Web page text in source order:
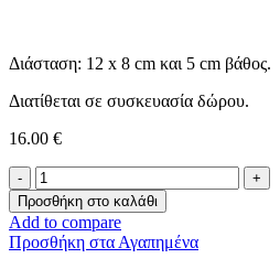
Διάσταση: 12 x 8 cm και 5 cm βάθος.
Διατίθεται σε συσκευασία δώρου.
16.00 €
Κουτάκι
-Χρόνια
Πολλά
Μανούλα-
ποσότητα
Προσθήκη στο καλάθι
Add to compare
Προσθήκη στα Αγαπημένα